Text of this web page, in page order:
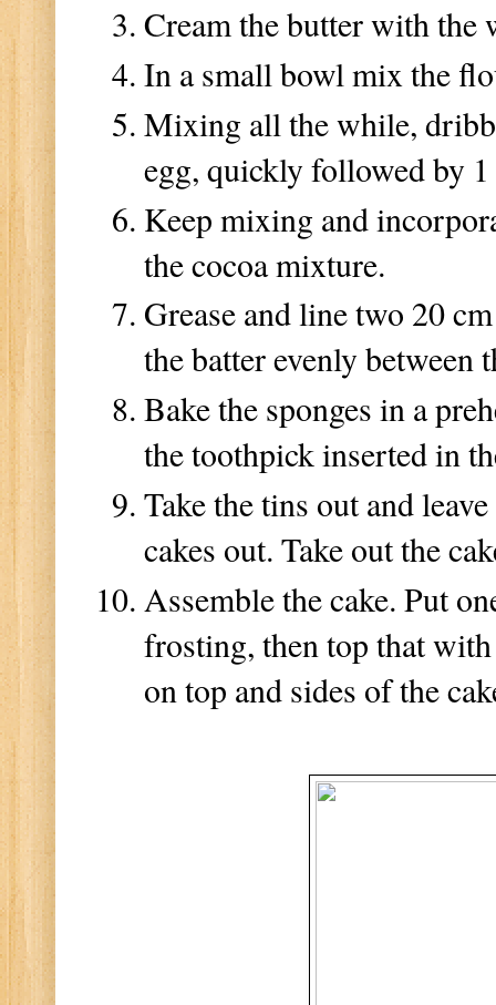
Cream the butter with the
In a small bowl mix the
Mixing all the while,
egg, quickly followed by
Keep mixing and
the cocoa mixture.
Grease and line two 20
the batter evenly between
Bake the sponges in a
the toothpick inserted in
Take the tins out and
cakes out. Take out the
Assemble the cake. Put
frosting, then top that
on top and sides of the